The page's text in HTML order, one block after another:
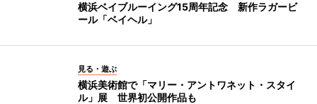
横浜ベイブルーイング15周年記念 新作ラガービ
ール「ベイヘル」
見る・遊ぶ
横浜美術館で「マリー・アントワネット・スタイ
ル」展 世界初公開作品も